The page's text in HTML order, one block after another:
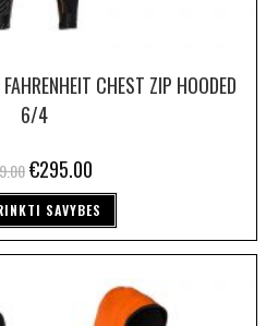
CHEST ZIP HOODED
6/4
€295.00
SAVYBES